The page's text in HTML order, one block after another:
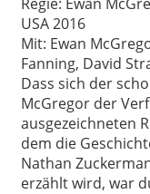
USA 2016
Mit: Ewan
Fanning, David
Dass sich der
McGregor der
ausgezeichneten
dem die
Nathan
erzählt wird, war